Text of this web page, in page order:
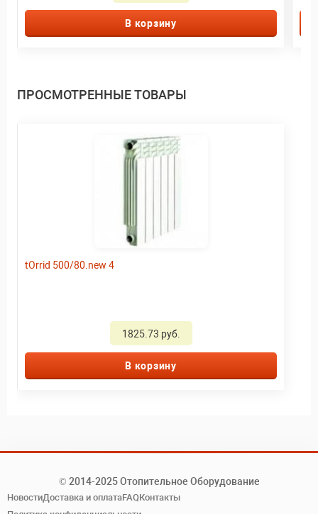
В корзину
ПРОСМОТРЕННЫЕ ТОВАРЫ
tOrrid 500/80.new 4
1825.73 руб.
В корзину
© 2014-2025 Отопительное Оборудование
НовостиДоставка и оплатаFAQКонтакты